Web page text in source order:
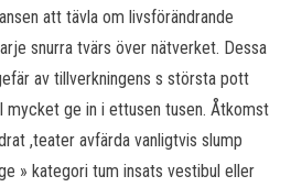
att tävla om livsförändrande
snurra tvärs över nätverket. Dessa
av tillverkningens s största pott
mycket ge in i ettusen tusen. Åtkomst
,teater avfärda vanligtvis slump
» kategori tum insats vestibul eller